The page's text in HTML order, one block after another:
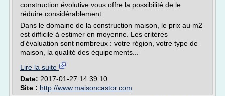
construction évolutive vous offre la possibilité de le
réduire considérablement.
Dans le domaine de la construction maison, le prix au m2
est difficile à estimer en moyenne. Les critères
d'évaluation sont nombreux : votre région, votre type de
maison, la qualité des équipements...
Lire la suite
Date: 2017-01-27 14:39:10
Site : http://www.maisoncastor.com